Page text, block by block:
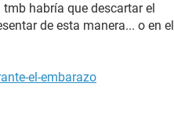
habría que descartar el
de esta manera... o en el
el-embarazo